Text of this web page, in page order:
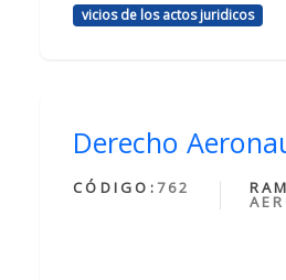
vicios de los actos juridicos
Derecho
CÓDIGO: 762